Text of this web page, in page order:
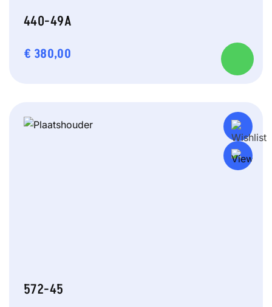
440-49A
€ 380,00
572-45